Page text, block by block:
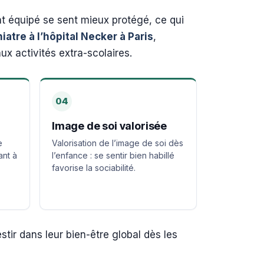
équipé se sent mieux protégé, ce qui
à l’hôpital Necker à Paris,
activités extra-scolaires.
à
04
Image de soi valorisée
Valorisation de l’image de soi dès
l’enfance : se sentir bien habillé
favorise la sociabilité.
dans leur bien-être global dès les